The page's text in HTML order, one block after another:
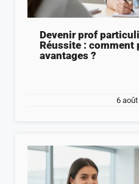
Devenir prof
Réussite : comment
avantages ?
6